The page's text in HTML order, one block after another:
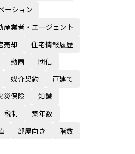
ーション
産業者・エージェント
売却
住宅情報履歴
動画
団信
媒介契約
戸建て
災保険
知識
税制
築年数
部屋向き 階数